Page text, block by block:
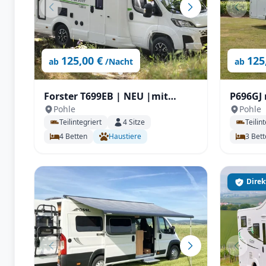
ab 125,00 € /Nacht
Forster T699EB | NEU |mit
Automatik, Längstbetten
Pohle
Teilintegriert 4Sitze
4 Betten Haustiere
ab
7m!Pohle
3